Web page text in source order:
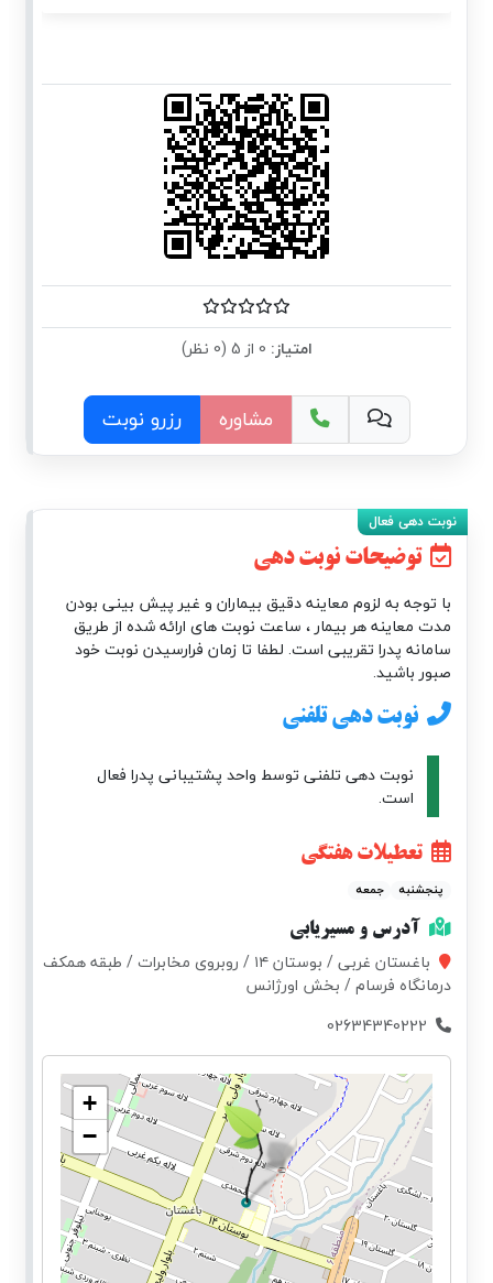
امتیاز:
مشاوره رزرو نوبت
توضیحات نوبت دهی
با توجه به لزوم معاینه دقیق بیماران و غیر پیش بینی بودن
مدت معاینه هر بیمار ، ساعت نوبت های ارائه شده از طریق
سامانه پدرا تقریبی است. لطفا تا زمان فرارسیدن نوبت خود
صبور باشید.
نوبت دهی تلفنی
نوبت دهی تلفنی توسط واحد پشتیبانی پدرا فعال
است.
تعطیلات هفتگی
پنجشنبه جمعه
آدرس و مسیریابی
باغستان غربی / بوستان ۱۴ / روبروی مخابرات / طبقه همکف
درمانگاه فرسام / بخش اورژانس
+
−